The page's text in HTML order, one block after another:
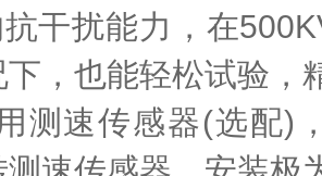
干扰能力，在
下，也能轻松试验，
测速传感器(选配)